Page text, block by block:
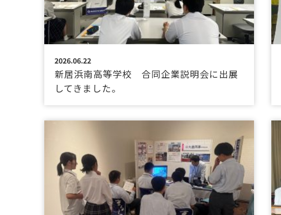
2026.06.22
新居浜南高等学校 合同企業説明会に出展
してきました。